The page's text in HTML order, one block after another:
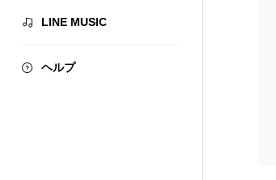
LINE MUSIC
ヘルプ